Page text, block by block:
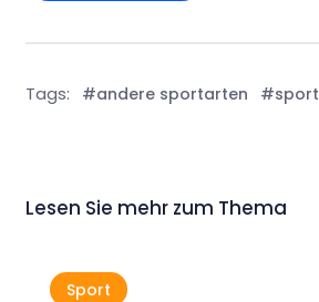
Tags: #andere sportarten #sport
Lesen Sie mehr zum Thema
Sport